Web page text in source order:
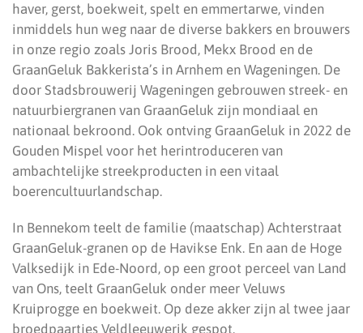
haver, gerst, boekweit, spelt en emmertarwe, vinden
inmiddels hun weg naar de diverse bakkers en brouwers
in onze regio zoals Joris Brood, Mekx Brood en de
GraanGeluk Bakkerista’s in Arnhem en Wageningen. De
door Stadsbrouwerij Wageningen gebrouwen streek- en
natuurbiergranen van GraanGeluk zijn mondiaal en
nationaal bekroond. Ook ontving GraanGeluk in 2022 de
Gouden Mispel voor het herintroduceren van
ambachtelijke streekproducten in een vitaal
boerencultuurlandschap.
In Bennekom teelt de familie (maatschap) Achterstraat
GraanGeluk-granen op de Havikse Enk. En aan de Hoge
Valksedijk in Ede-Noord, op een groot perceel van Land
van Ons, teelt GraanGeluk onder meer Veluws
Kruiprogge en boekweit. Op deze akker zijn al twee jaar
broedpaartjes Veldleeuwerik gespot.